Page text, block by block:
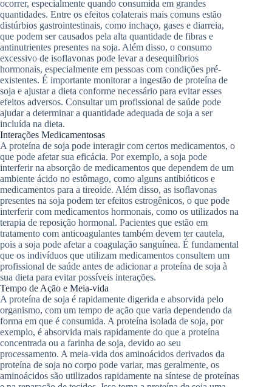
ocorrer, especialmente quando consumida em grandes
quantidades. Entre os efeitos colaterais mais comuns estão
distúrbios gastrointestinais, como inchaço, gases e diarreia,
que podem ser causados pela alta quantidade de fibras e
antinutrientes presentes na soja. Além disso, o consumo
excessivo de isoflavonas pode levar a desequilíbrios
hormonais, especialmente em pessoas com condições pré-
existentes. É importante monitorar a ingestão de proteína de
soja e ajustar a dieta conforme necessário para evitar esses
efeitos adversos. Consultar um profissional de saúde pode
ajudar a determinar a quantidade adequada de soja a ser
incluída na dieta.
Interações Medicamentosas
A proteína de soja pode interagir com certos medicamentos, o
que pode afetar sua eficácia. Por exemplo, a soja pode
interferir na absorção de medicamentos que dependem de um
ambiente ácido no estômago, como alguns antibióticos e
medicamentos para a tireoide. Além disso, as isoflavonas
presentes na soja podem ter efeitos estrogênicos, o que pode
interferir com medicamentos hormonais, como os utilizados na
terapia de reposição hormonal. Pacientes que estão em
tratamento com anticoagulantes também devem ter cautela,
pois a soja pode afetar a coagulação sanguínea. É fundamental
que os indivíduos que utilizam medicamentos consultem um
profissional de saúde antes de adicionar a proteína de soja à
sua dieta para evitar possíveis interações.
Tempo de Ação e Meia-vida
A proteína de soja é rapidamente digerida e absorvida pelo
organismo, com um tempo de ação que varia dependendo da
forma em que é consumida. A proteína isolada de soja, por
exemplo, é absorvida mais rapidamente do que a proteína
concentrada ou a farinha de soja, devido ao seu
processamento. A meia-vida dos aminoácidos derivados da
proteína de soja no corpo pode variar, mas geralmente, os
aminoácidos são utilizados rapidamente na síntese de proteínas